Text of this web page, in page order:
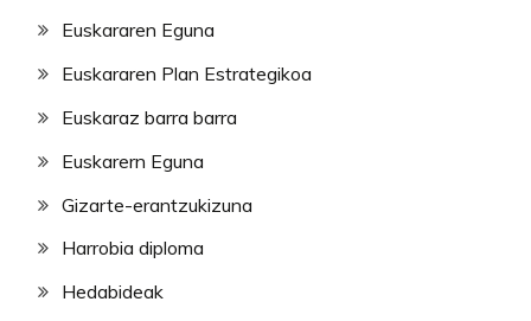
Euskararen Eguna
Euskararen Plan Estrategikoa
Euskaraz barra barra
Euskarern Eguna
Gizarte-erantzukizuna
Harrobia diploma
Hedabideak